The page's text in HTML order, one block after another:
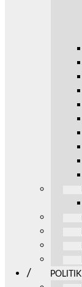
POLITIK